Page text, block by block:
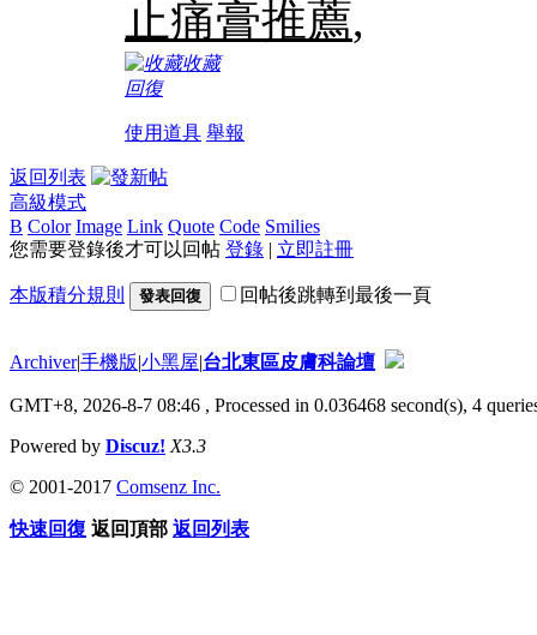
止痛膏推薦,
收藏
回復
使用道具 舉報
返回列表
高級模式
B Color Image Link Quote Code Smilies
您需要登錄後才可以回帖 登錄 | 立即註冊
本版積分規則 發表回復 回帖後跳轉到最後一頁
Archiver|手機版|小黑屋|台北東區皮膚科論壇
GMT+8, 2026-8-7 08:46 , Processed in 0.036468 second(s), 4
Powered by Discuz! X3.3
© 2001-2017 Comsenz Inc.
快速回復 返回頂部 返回列表